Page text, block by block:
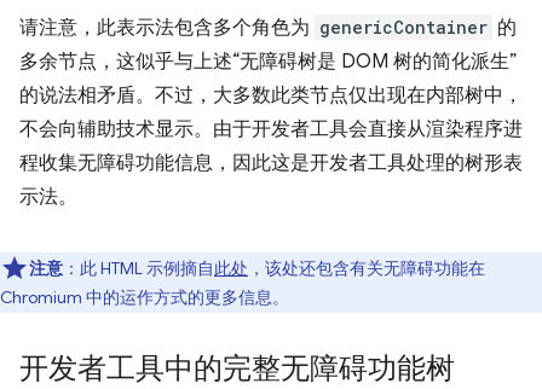
请注意，此表示法包含多个角色为 genericContainer 的
多余节点，这似乎与上述“无障碍树是 DOM 树的简化派生”
的说法相矛盾。不过，大多数此类节点仅出现在内部树中，
不会向辅助技术显示。由于开发者工具会直接从渲染程序进
程收集无障碍功能信息，因此这是开发者工具处理的树形表
示法。
注意 ：此 HTML 示例摘自此处 ，该处还包含有关无障碍功能在
Chromium 中的运作方式的更多信息。
开发者工具中的完整无障碍功能树